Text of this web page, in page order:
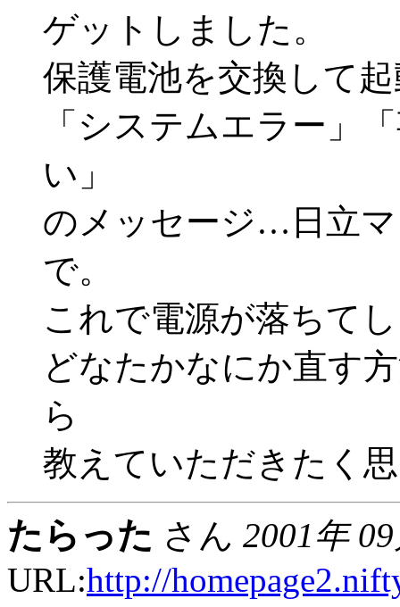
ゲットしました。
保護電池を交換して
「システムエラー」
い」
のメッセージ…日立
で。
これで電源が落ちて
どなたかなにか直す
ら
教えていただきたく
たらった さん 2001年
URL:http://